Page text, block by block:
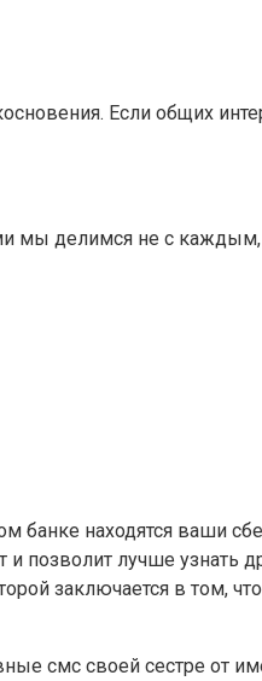
Если общих
мы делимся не с каждым,
банке находятся ваши
позволит лучше узнать
заключается в том,
смс своей сестре от